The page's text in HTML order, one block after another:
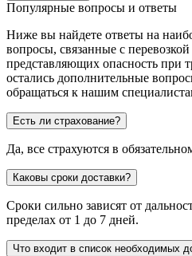
Популярные вопросы и ответы
Ниже вы найдете ответы на
вопросы, связанные с
представляющих опасность при
остались дополнительные
обращаться к нашим
Есть ли страхование?
Да, все страхуются в
Каковы сроки доставки?
Сроки сильно зависят от
пределах от 1 до 7 дней.
Что входит в список необходимых